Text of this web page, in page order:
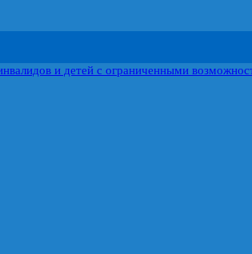
и детей с ограниченными